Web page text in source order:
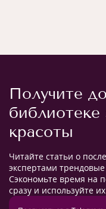
Получите
красоты
Читайте статьи о
экспертами
Сэкономьте время на
сразу и используйте